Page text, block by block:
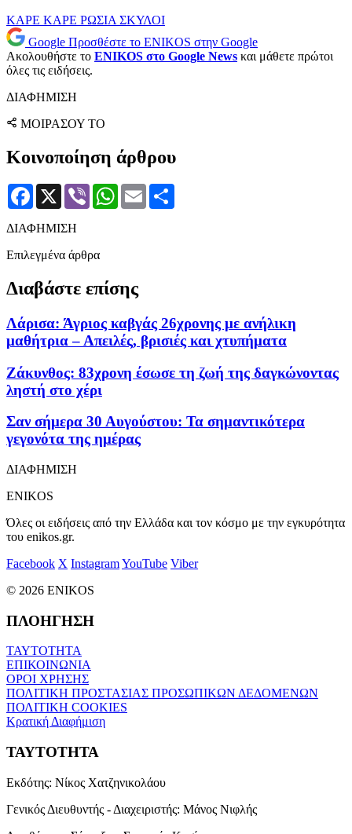
ΚΑΡΕ ΚΑΡΕ ΡΩΣΙΑ ΣΚΥΛΟΙ
Google Προσθέστε το ENIKOS στην Google
Ακολουθήστε το ENIKOS στο Google News και μάθετε πρώτοι
όλες τις ειδήσεις.
ΔΙΑΦΗΜΙΣΗ
ΜΟΙΡΑΣΟΥ ΤΟ
Κοινοποίηση άρθρου
Facebook
X Viber WhatsApp
Email
ΔΙΑΦΗΜΙΣΗ
Επιλεγμένα άρθρα
Διαβάστε επίσης
Λάρισα: Άγριος καβγάς 26χρονης με ανήλικη
μαθήτρια – Απειλές, βρισιές και χτυπήματα
Ζάκυνθος: 83χρονη έσωσε τη ζωή της δαγκώνοντας
ληστή στο χέρι
Σαν σήμερα 30 Αυγούστου: Τα σημαντικότερα
γεγονότα της ημέρας
ΔΙΑΦΗΜΙΣΗ
ENIKOS
Όλες οι ειδήσεις από την Ελλάδα και τον κόσμο με την εγκυρότητα
του enikos.gr.
Facebook X InstagramYouTube Viber
© 2026 ENIKOS
ΠΛΟΗΓΗΣΗ
ΤΑΥΤΟΤΗΤΑ
ΕΠΙΚΟΙΝΩΝΙΑ
ΟΡΟΙ ΧΡΗΣΗΣ
ΠΟΛΙΤΙΚΗ ΠΡΟΣΤΑΣΙΑΣ ΠΡΟΣΩΠΙΚΩΝ ΔΕΔΟΜΕΝΩΝ
ΠΟΛΙΤΙΚΗ COOKIES
Κρατική Διαφήμιση
ΤΑΥΤΟΤΗΤΑ
Εκδότης: Νίκος Χατζηνικολάου
Γενικός Διευθυντής - Διαχειριστής: Μάνος Νιφλής